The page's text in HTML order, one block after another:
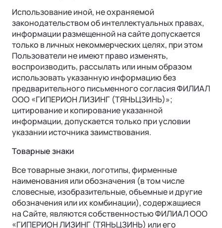
Контакты
Использование иной, не охраняемой
законодательством об интеллектуальных правах,
информации размещенной на сайте допускается
только в личных некоммерческих целях, при этом
Пользователи не имеют право изменять,
воспроизводить, рассылать или иным образом
использовать указанную информацию без
предварительного письменного согласия ФИЛИАЛ
ООО «ГИПЕРИОН ЛИЗИНГ (ТЯНЬЦЗИНЬ)»;
цитирование и копирование указанной
информации, допускается только при условии
указании источника заимствования.
Товарные знаки
Все товарные знаки, логотипы, фирменные
наименования или обозначения (в том числе
словесные, изобразительные, объемные и другие
обозначения или их комбинации), содержащиеся
на Сайте, являются собственностью ФИЛИАЛ ООО
«ГИПЕРИОН ЛИЗИНГ (ТЯНЬЦЗИНЬ) или его